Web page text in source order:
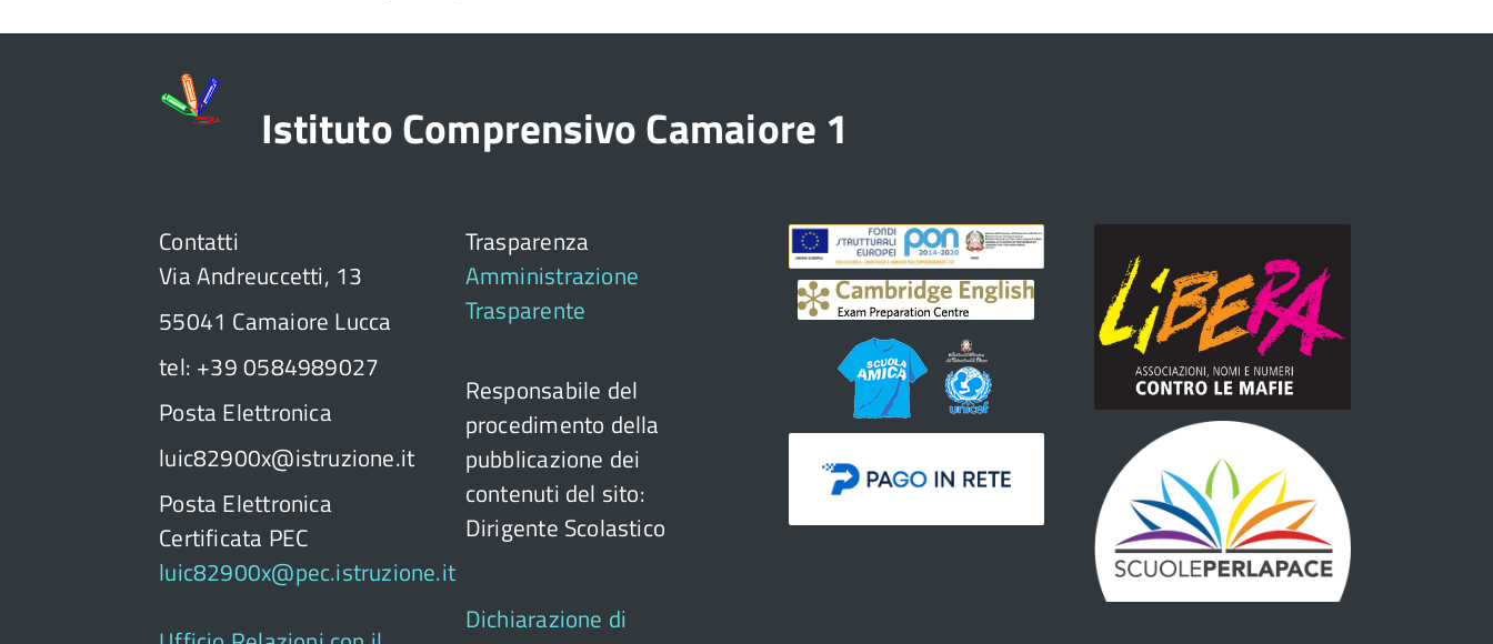
Istituto Comprensivo Camaiore 1
Contatti
Via Andreuccetti, 13
55041 Camaiore Lucca
tel: +39 0584989027
Posta Elettronica
luic82900x@istruzione.it
Posta Elettronica
Certificata PEC
luic82900x@pec.istruzione.it
Trasparenza
Amministrazione
Trasparente
Responsabile del
procedimento della
pubblicazione dei
contenuti del sito:
Dirigente Scolastico
Dichiarazione di